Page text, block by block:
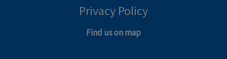
Privacy Policy
Find us on map